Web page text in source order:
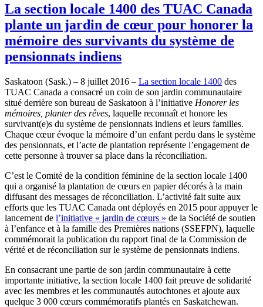
La section locale 1400 des TUAC Canada
plante un jardin de cœur pour honorer la
mémoire des survivants du système de
pensionnats indiens
Saskatoon (Sask.) – 8 juillet 2016 – La section locale 1400 des
TUAC Canada a consacré un coin de son jardin communautaire
situé derrière son bureau de Saskatoon à l’initiative Honorer les
mémoires, planter des rêves, laquelle reconnaît et honore les
survivant(e)s du système de pensionnats indiens et leurs familles.
Chaque cœur évoque la mémoire d’un enfant perdu dans le système
des pensionnats, et l’acte de plantation représente l’engagement de
cette personne à trouver sa place dans la réconciliation.
C’est le Comité de la condition féminine de la section locale 1400
qui a organisé la plantation de cœurs en papier décorés à la main
diffusant des messages de réconciliation. L’activité fait suite aux
efforts que les TUAC Canada ont déployés en 2015 pour appuyer le
lancement de l’initiative « jardin de cœurs » de la Société de soutien
à l’enfance et à la famille des Premières nations (SSEFPN), laquelle
commémorait la publication du rapport final de la Commission de
vérité et de réconciliation sur le système de pensionnats indiens.
En consacrant une partie de son jardin communautaire à cette
importante initiative, la section locale 1400 fait preuve de solidarité
avec les membres et les communautés autochtones et ajoute aux
quelque 3 000 cœurs commémoratifs plantés en Saskatchewan.